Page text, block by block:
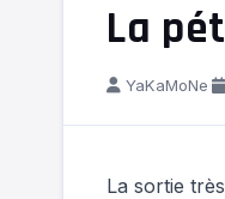
La
YaKaMoNe·
La sortie